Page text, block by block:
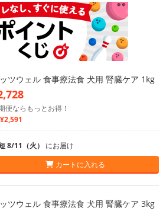
ツウェル 食事療法食 犬用 腎臓ケア 1kg
便ならもっとお得！
¥2,591
8/11（火） にお届け
カートに入れる
ツウェル 食事療法食 犬用 腎臓ケア 3kg